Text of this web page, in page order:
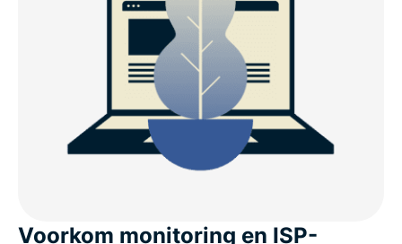
Voorkom monitoring en ISP-